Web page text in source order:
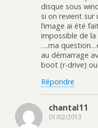
disque sous
si on revient
l’image ai été
impossible de
….ma
au démarrage
boot (r-drive)
Répondre
chantal11
01/02/2013